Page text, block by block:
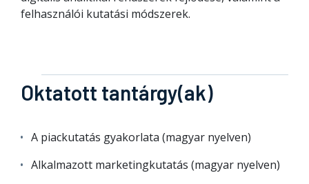
felhasználói kutatási módszerek.
Oktatott tantárgy(ak)
A piackutatás gyakorlata (magyar nyelven)
Alkalmazott marketingkutatás (magyar nyelven)